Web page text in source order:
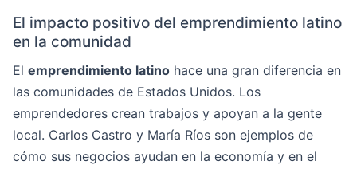
El impacto positivo del emprendimiento latino
en la comunidad
El emprendimiento latino hace una gran diferencia en
las comunidades de Estados Unidos. Los
emprendedores crean trabajos y apoyan a la gente
local. Carlos Castro y María Ríos son ejemplos de
cómo sus negocios ayudan en la economía y en el